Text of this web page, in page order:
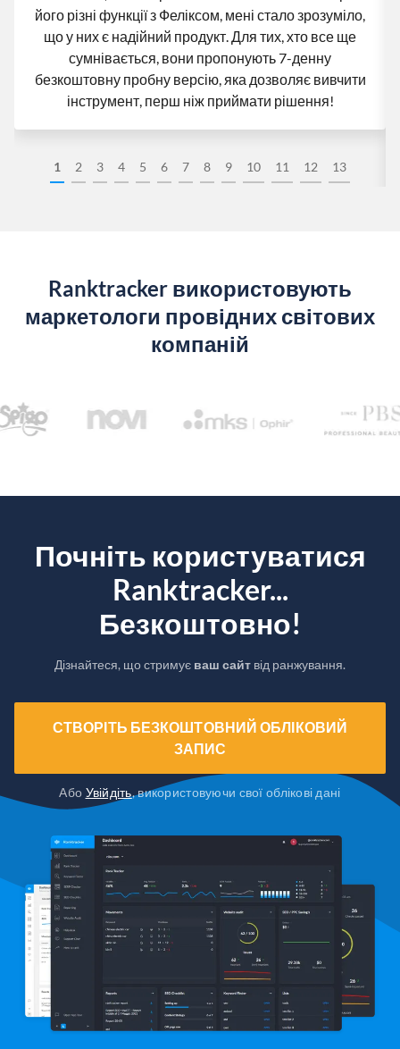
1 2 3 4 5 6 7 8 9 10 11 12 13
його різні функції з Феліксом, мені стало зрозуміло,
що у них є надійний продукт. Для тих, хто все ще
сумнівається, вони пропонують 7-денну
безкоштовну пробну версію, яка дозволяє вивчити
інструмент, перш ніж приймати рішення!
Ranktracker використовують
маркетологи провідних світових
компаній
Почніть користуватися
Ranktracker...
Безкоштовно!
Дізнайтеся, що стримує ваш сайт від ранжування.
СТВОРІТЬ БЕЗКОШТОВНИЙ ОБЛІКОВИЙ
ЗАПИС
Або Увійдіть, використовуючи свої облікові дані